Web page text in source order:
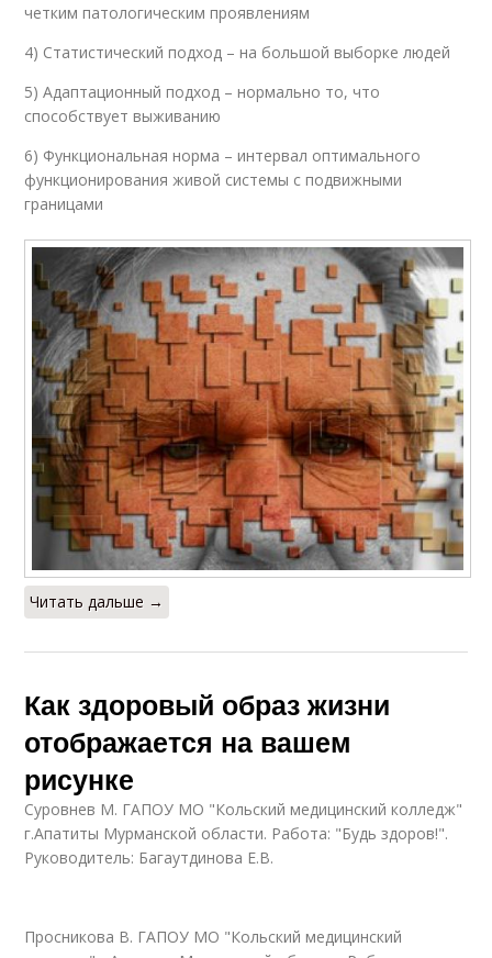
четким патологическим проявлениям
4) Статистический подход – на большой выборке людей
5) Адаптационный подход – нормально то, что
способствует выживанию
6) Функциональная норма – интервал оптимального
функционирования живой системы с подвижными
границами
Читать дальше →
Как здоровый образ жизни
отображается на вашем
рисунке
Суровнев М. ГАПОУ МО "Кольский медицинский колледж"
г.Апатиты Мурманской области. Работа: "Будь здоров!".
Руководитель: Багаутдинова Е.В.
Просникова В. ГАПОУ МО "Кольский медицинский